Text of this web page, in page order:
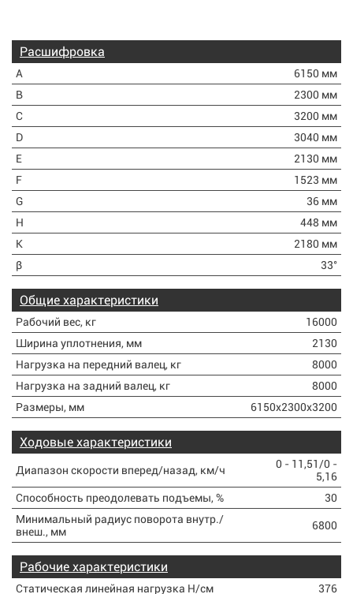
Расшифровка
A
6150 мм
B
2300 мм
C
3200 мм
D
3040 мм
E
2130 мм
F
1523 мм
G
36 мм
H
448 мм
K
2180 мм
β
33°
Общие характеристики
Рабочий вес, кг
16000
Ширина уплотнения, мм
2130
Нагрузка на передний валец, кг
8000
Нагрузка на задний валец, кг
8000
Размеры, мм
6150x2300x3200
Ходовые характеристики
Диапазон скорости вперед/назад, км/ч
0 - 11,51/0 -
5,16
Способность преодолевать подъемы, %
30
Минимальный радиус поворота внутр./
внеш., мм
6800
Рабочие характеристики
Статическая линейная нагрузка Н/см
376